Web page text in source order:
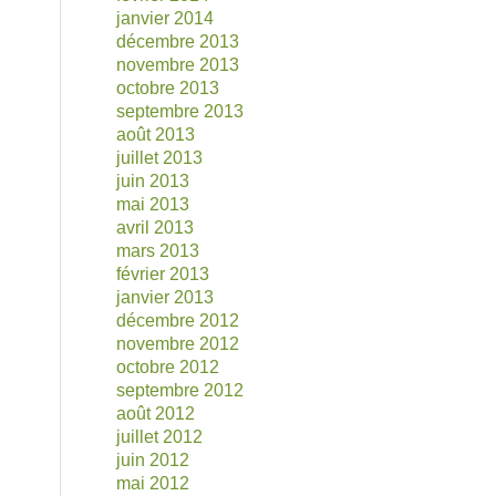
janvier 2014
décembre 2013
novembre 2013
octobre 2013
septembre 2013
août 2013
juillet 2013
juin 2013
mai 2013
avril 2013
mars 2013
février 2013
janvier 2013
décembre 2012
novembre 2012
octobre 2012
septembre 2012
août 2012
juillet 2012
juin 2012
mai 2012